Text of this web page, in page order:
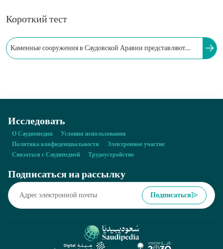
Короткий тест
Каменные сооружения в Саудовской Аравии представляют
Число таких памятников древности достигает…
Исследовать
О Саудиопедии
Условия использования
Политика конфиденциальности
Электронное участие
Связаться с Саудипедией
Трудоустройство
Подписаться на рассылку
Подписаться